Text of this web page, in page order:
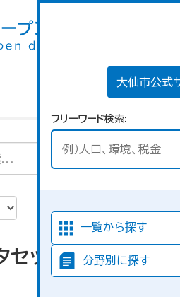
大仙市公式
フリーワード検索
一覧から探す
分野別に探す
セットが見つか